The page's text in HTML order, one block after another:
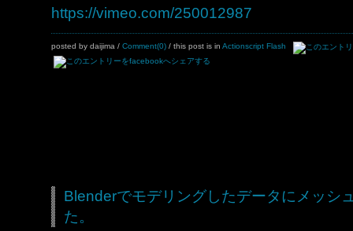
https://vimeo.com/250012987
posted by daijima / Comment(0) / this post is in Actionscript Flash
Blenderでモデリングしたデータにメッシ
た。